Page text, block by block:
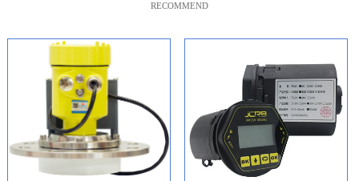
RECOMMEND